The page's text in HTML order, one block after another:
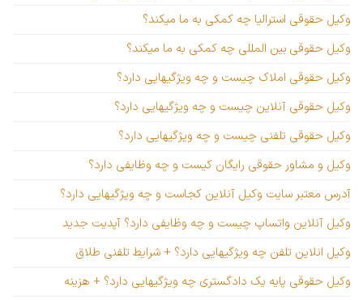
وکیل حقوقی استرالیا چه کمکی به ما میکند؟
وکیل حقوقی بین المللی چه کمکی به ما میکند؟
وکیل حقوقی املاک چیست و چه ویژگیهایی دارد؟
وکیل حقوقی آنلاین چیست و چه ویژگیهایی دارد؟
وکیل حقوقی تلفنی چیست و چه ویژگیهایی دارد؟
وکیل و مشاور حقوقی رایگان کیست و چه وظایفی دارد؟
آدرس معتبر سایت وکیل آنلاین کجاست و چه ویژگیهایی دارد؟
وکیل آنلاین واتساپ چیست و چه وظایفی دارد؟ آپدیت جدید
وکیل انلاین تلفن چه ویژگیهایی دارد؟ + شرایط تلفنی طلاق
وکیل حقوقی پایه یک دادگستری چه ویژگیهایی دارد؟ + هزینه